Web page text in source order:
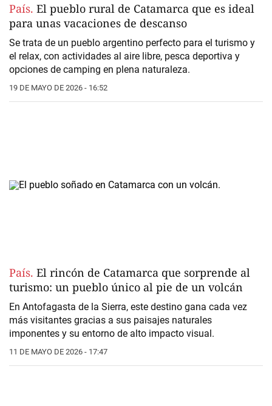
País. El pueblo rural de Catamarca que es ideal
para unas vacaciones de descanso
Se trata de un pueblo argentino perfecto para el turismo y
el relax, con actividades al aire libre, pesca deportiva y
opciones de camping en plena naturaleza.
19 DE MAYO DE 2026 - 16:52
País. El rincón de Catamarca que sorprende al
turismo: un pueblo único al pie de un volcán
En Antofagasta de la Sierra, este destino gana cada vez
más visitantes gracias a sus paisajes naturales
imponentes y su entorno de alto impacto visual.
11 DE MAYO DE 2026 - 17:47